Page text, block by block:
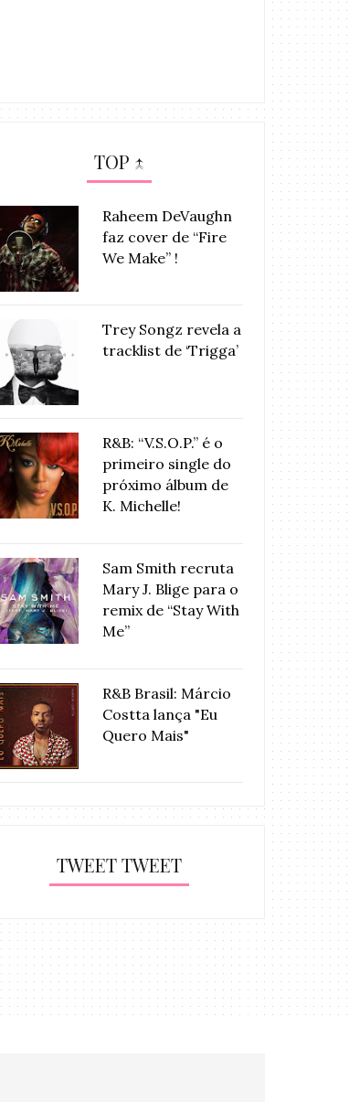
MÚSICA: Kenny Lattimore
MÚSICA:
TOP ↑
Raheem DeVaughn
faz cover de “Fire
We Make” !
Trey Songz revela a
tracklist de ‘Trigga’
R&B: “V.S.O.P.” é o
primeiro single do
próximo álbum de
K. Michelle!
Sam Smith recruta
Mary J. Blige para o
remix de “Stay With
Me”
R&B Brasil: Márcio
Costta lança "Eu
Quero Mais"
TWEET TWEET